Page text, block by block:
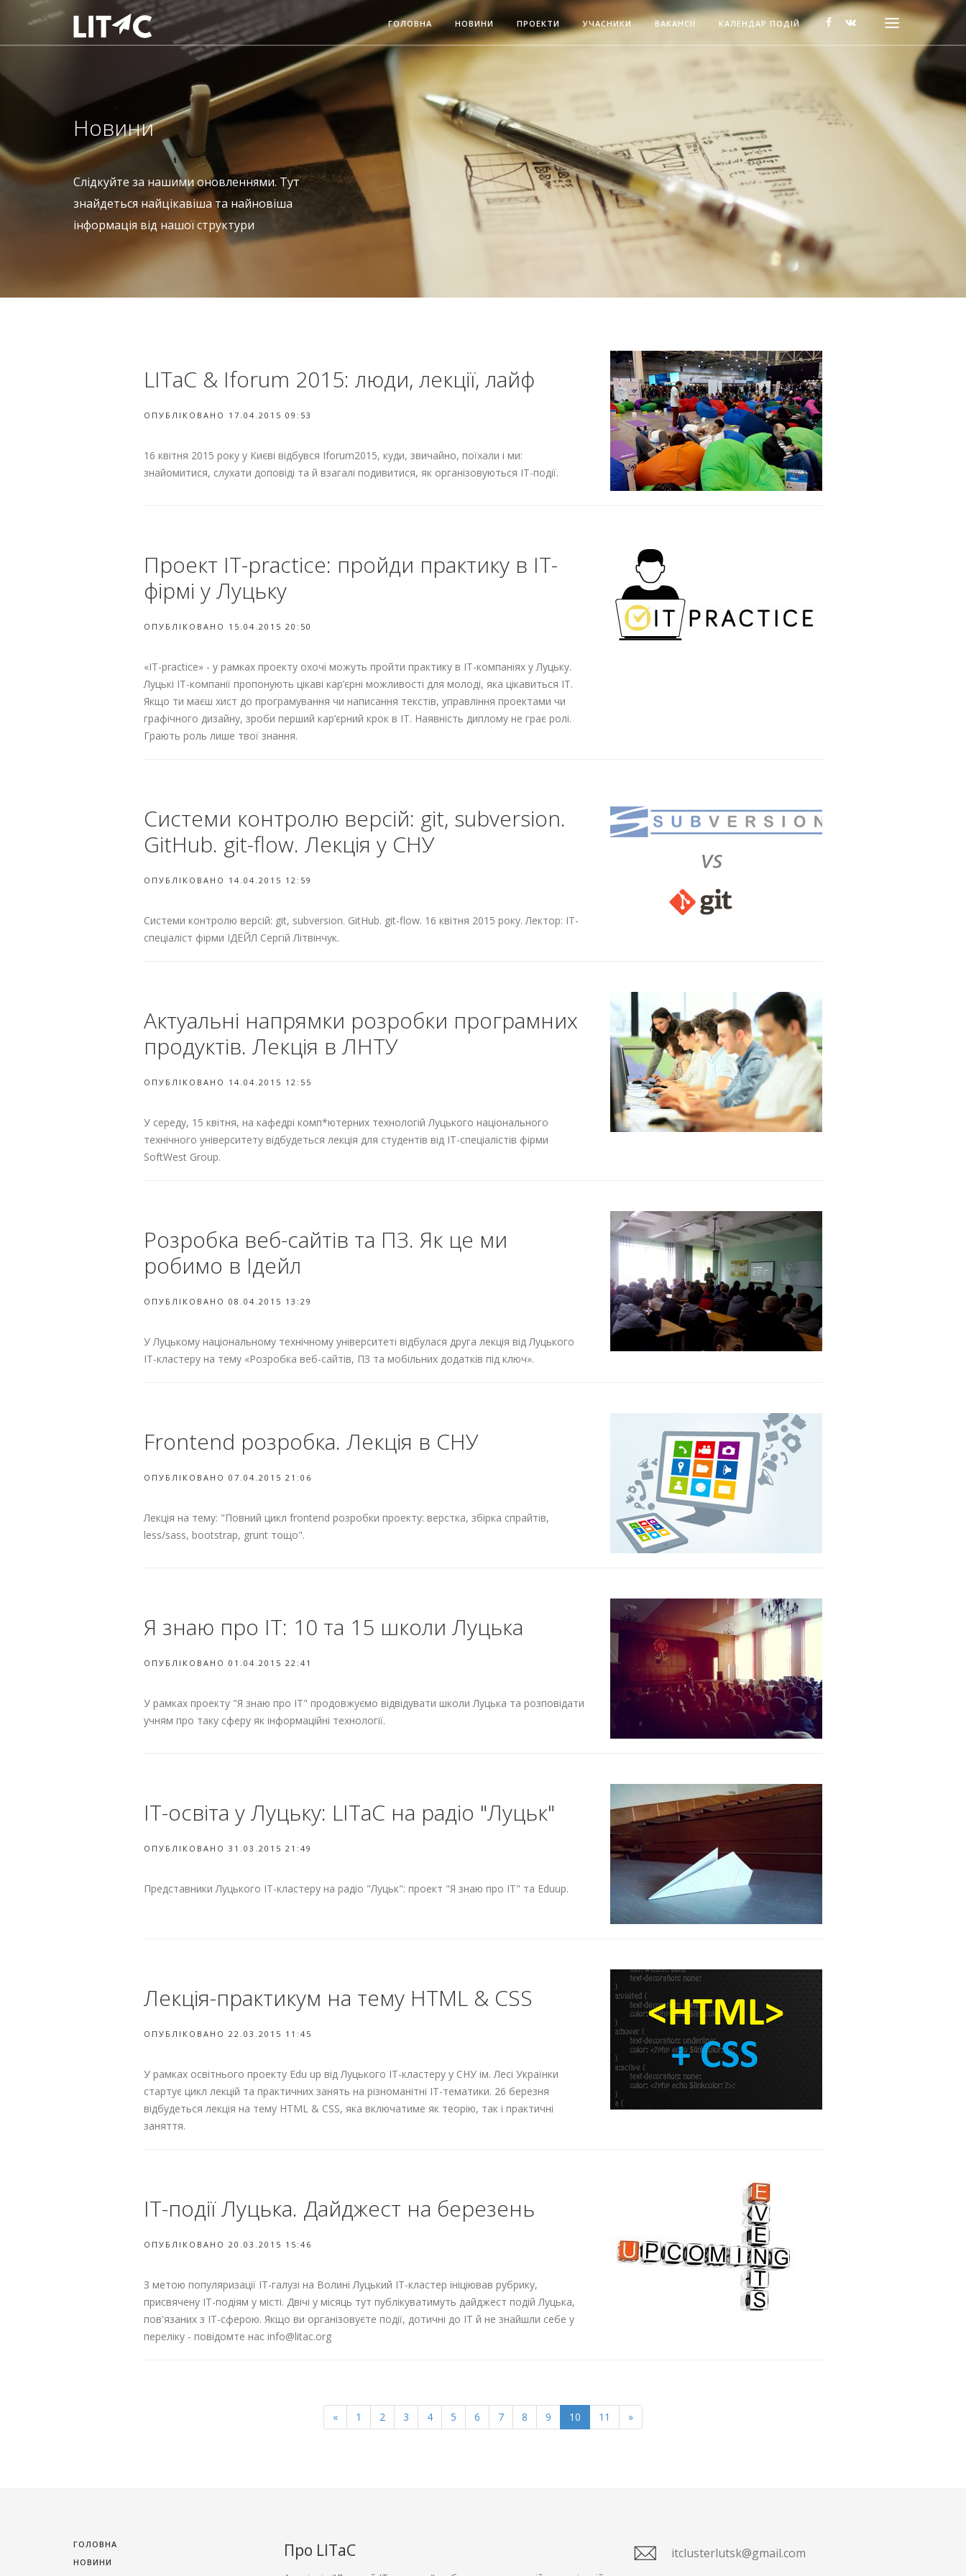
ГОЛОВНА НОВИНИ ПРОЕКТИ УЧАСНИКИ ВАКАНСІЇ КАЛЕНДАР ПОДІЙ
Новини
Слідкуйте за нашими оновленнями. Тут
знайдеться найцікавіша та найновіша
інформація від нашої структури
LITaC & Iforum 2015: люди, лекції, лайф
ОПУБЛІКОВАНО 17.04.2015 09:53
16 квітня 2015 року у Києві відбувся Iforum2015, куди, звичайно, поїхали і ми:
знайомитися, слухати доповіді та й взагалі подивитися, як організовуються ІТ-події.
Проект IT-practice: пройди практику в ІТ-
фірмі у Луцьку
ОПУБЛІКОВАНО 15.04.2015 20:50
«ІТ-practice» - у рамках проекту охочі можуть пройти практику в ІТ-компаніях у Луцьку.
Луцькі ІТ-компанії пропонують цікаві кар’єрні можливості для молоді, яка цікавиться ІТ.
Якщо ти маєш хист до програмування чи написання текстів, управління проектами чи
графічного дизайну, зроби перший кар’єрний крок в ІТ. Наявність диплому не грає ролі.
Грають роль лише твої знання.
Системи контролю версій: git, subversion.
GitHub. git-flow. Лекція у СНУ
ОПУБЛІКОВАНО 14.04.2015 12:59
Системи контролю версій: git, subversion. GitHub. git-flow. 16 квітня 2015 року. Лектор: ІТ-
спеціаліст фірми ІДЕЙЛ Сергій Літвінчук.
Актуальні напрямки розробки програмних
продуктів. Лекція в ЛНТУ
ОПУБЛІКОВАНО 14.04.2015 12:55
У середу, 15 квітня, на кафедрі комп*ютерних технологій Луцького національного
технічного університету відбудеться лекція для студентів від ІТ-спеціалістів фірми
SoftWest Group.
Розробка веб-сайтів та ПЗ. Як це ми
робимо в Ідейл
ОПУБЛІКОВАНО 08.04.2015 13:29
У Луцькому національному технічному університеті відбулася друга лекція від Луцького
ІТ-кластеру на тему «Розробка веб-сайтів, ПЗ та мобільних додатків під ключ».
Frontend розробка. Лекція в СНУ
ОПУБЛІКОВАНО 07.04.2015 21:06
Лекція на тему: "Повний цикл frontend розробки проекту: верстка, збірка спрайтів,
less/sass, bootstrap, grunt тощо".
Я знаю про ІТ: 10 та 15 школи Луцька
ОПУБЛІКОВАНО 01.04.2015 22:41
У рамках проекту "Я знаю про ІТ" продовжуємо відвідувати школи Луцька та розповідати
учням про таку сферу як інформаційні технології.
ІТ-освіта у Луцьку: LITaC на радіо "Луцьк"
ОПУБЛІКОВАНО 31.03.2015 21:49
Представники Луцького ІТ-кластеру на радіо "Луцьк": проект "Я знаю про ІТ" та Eduup.
Лекція-практикум на тему HTML & CSS
ОПУБЛІКОВАНО 22.03.2015 11:45
У рамках освітнього проекту Edu up від Луцького ІТ-кластеру у СНУ ім. Лесі Українки
стартує цикл лекцій та практичних занять на різноманітні ІТ-тематики. 26 березня
відбудеться лекція на тему HTML & CSS, яка включатиме як теорію, так і практичні
заняття.
ІТ-події Луцька. Дайджест на березень
ОПУБЛІКОВАНО 20.03.2015 15:46
З метою популяризації ІТ-галузі на Волині Луцький ІТ-кластер ініціював рубрику,
присвячену ІТ-подіям у місті. Двічі у місяць тут публікуватимуть дайджест подій Луцька,
пов'язаних з ІТ-сферою. Якщо ви організовуєте події, дотичні до ІТ й не знайшли себе у
переліку - повідомте нас info@litac.org
« 1 2 3 4 5 6 7 8 9 10 11 »
ГОЛОВНА
НОВИНИ
Про LITaC itclusterlutsk@gmail.com